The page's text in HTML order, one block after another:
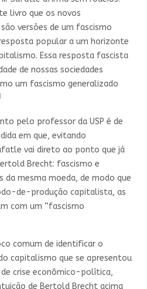
livro que os novos
versões de um fascismo
popular a um horizonte
Essa resposta fascista
de nossas sociedades
um fascismo generalizado
pelo professor da USP é de
em que, evitando
vai direto ao ponto que já
Brecht: fascismo e
da mesma moeda, de modo que
de-produção capitalista, as
com um “fascismo
comum de identificar o
capitalismo que se apresentou
crise econômico-política,
de Bertold Brecht acima